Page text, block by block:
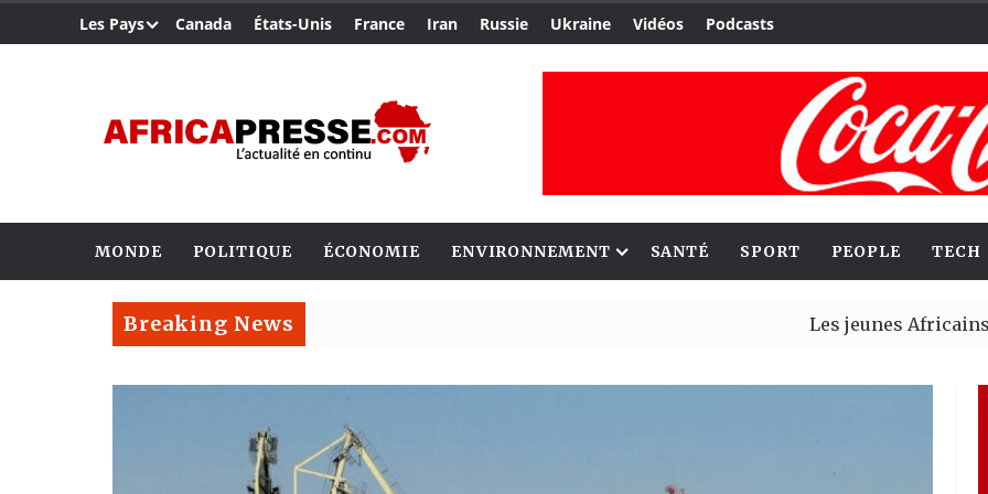
Les Pays Canada États-Unis France Iran Russie Ukraine Vidéos Podcasts
MONDE POLITIQUE ÉCONOMIE ENVIRONNEMENT SANTÉ SPORT PEOPLE TECH
Breaking News Les jeunes Africains